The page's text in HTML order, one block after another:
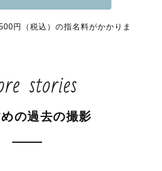
ただきます
で不安、、、
い！
いければと思います♪
円（税込）の指名料がかかりま
stories
の過去の撮影